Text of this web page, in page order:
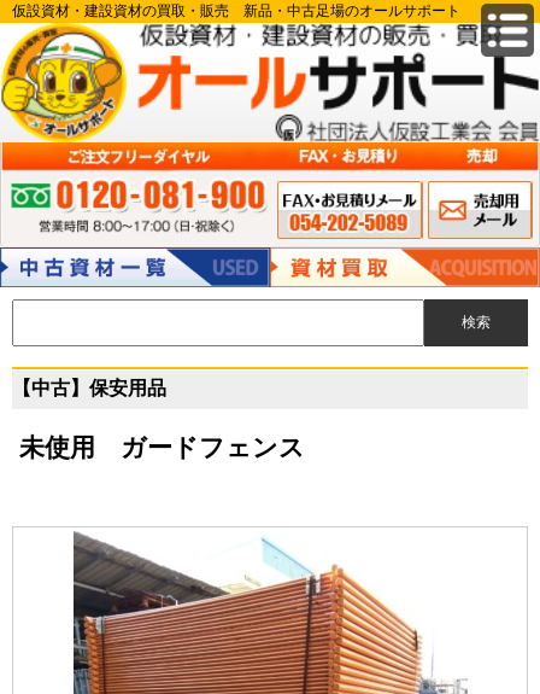
仮設資材・建設資材の買取・販売 新品・中古足場のオールサポート
ご注文フリーダイヤル:0120-081-900 営業時間 8:00～17:00（日・祝除
く）
FAX申込み 054-
202-5089
メールでのお
問い合わせ
中古資材
資材買取
【中古】保安用品
未使用 ガードフェンス